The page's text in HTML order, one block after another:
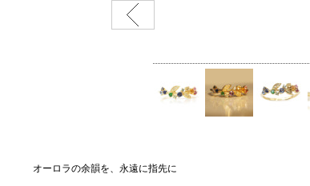
オーロラの余韻を、永遠に指先に